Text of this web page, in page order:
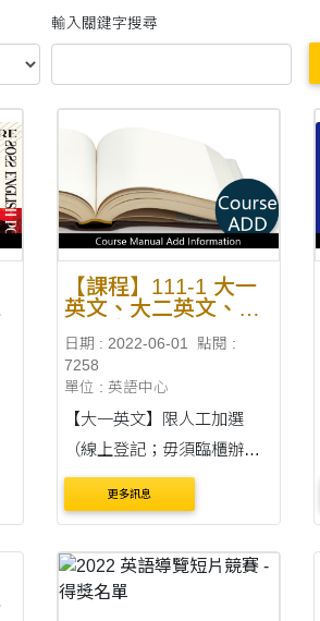
輸入關鍵字搜尋
【課程】111-1 大一
英文、大二英文、選
日期 : 2022-06-01
點閱 :
7258
單位 : 英語中心
【大一英文】限人工加選
（線上登記；毋須臨櫃辦
理） ■ 線上登記時間：2022
年 9 月 12 日（週一）上午
止 ■ 線上登記網址：英語中
心電子表單連結 （具英文分
更多訊息